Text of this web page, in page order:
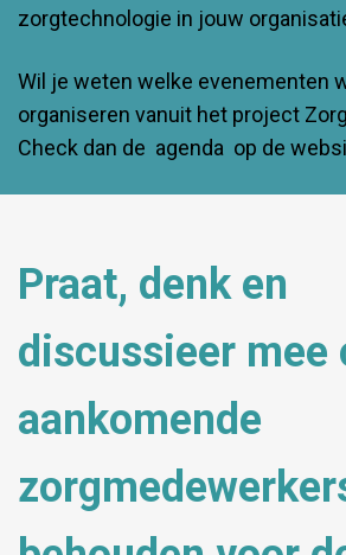
zorgtechnologie in jouw
Wil je weten welke evenementen
organiseren vanuit het project
Check dan de agenda op de
Praat, denk en
discussieer mee
aankomende